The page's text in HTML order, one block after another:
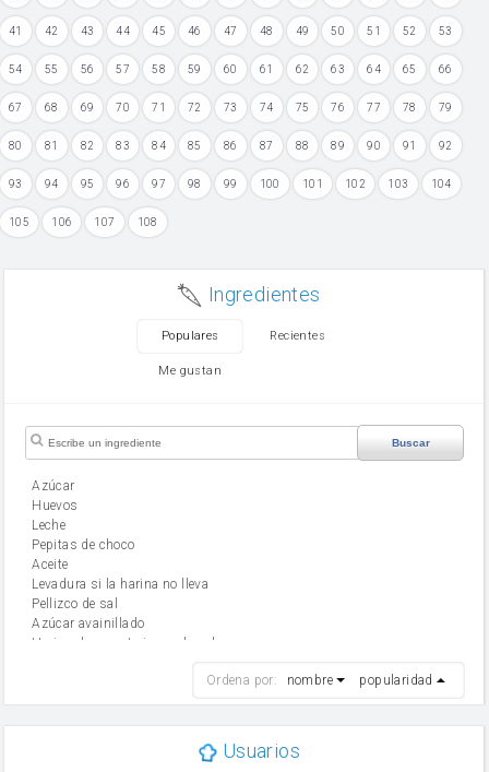
41 42 43 44 45 46 47 48 49 50 51 52 53
54 55 56 57 58 59 60 61 62 63 64 65 66
67 68 69 70 71 72 73 74 75 76 77 78 79
80 81 82 83 84 85 86 87 88 89 90 91 92
93 94 95 96 97 98 99 100 101 102 103 104
105 106 107 108
Ingredientes
Populares Recientes
Me gustan
Buscar
Azúcar
huevos
leche
Pepitas de choco
aceite
Levadura si la harina no lleva
Pellizco de sal
Azúcar avainillado
Harina de reposteria con levadura
mantequilla
Ordena por: nombre popularidad
Usuarios